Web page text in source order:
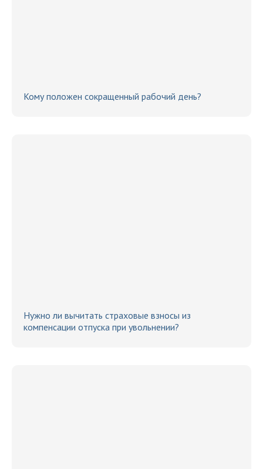
Кому положен сокращенный рабочий день?
Нужно ли вычитать страховые взносы из
компенсации отпуска при увольнении?